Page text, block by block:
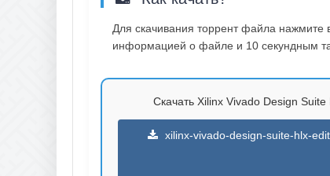
Для скачивания торрент файла нажмите
информацией о файле и 10 секундным
Скачать Xilinx Vivado Design
xilinx-vivado-design-suite-hlx-